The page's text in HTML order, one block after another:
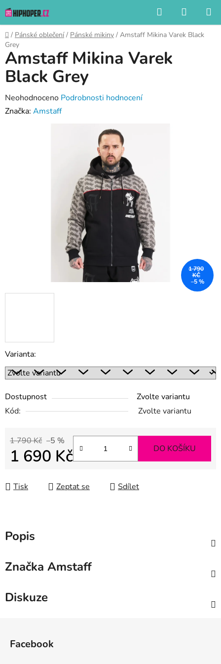
na
obsah
Hledat
KOŠÍK
Domů
/ Pánské oblečení / Pánské mikiny / Amstaff Mikina Varek Black
Grey
Varianta:
Dostupnost
Zvolte variantu
Kód:
Zvolte variantu
1 790 Kč –5 %
1 690 Kč DO KOŠÍKU
Tisk Zeptat se Sdílet
Amstaff Mikina Varek
Black Grey
Průměrné
hodnocení
Neohodnoceno Podrobnosti hodnocení
Značka: Amstaff
1 790
KČ
–5 %
Popis
Značka Amstaff
Diskuze
Facebook